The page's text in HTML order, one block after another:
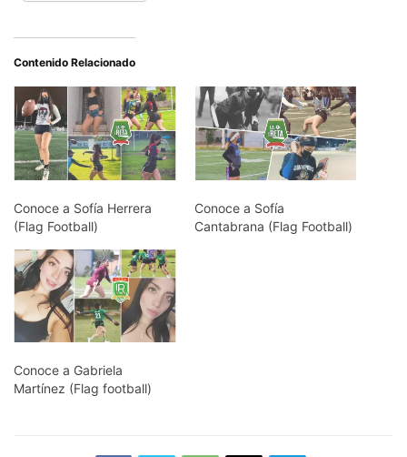
Contenido Relacionado
Conoce a Sofía Herrera
(Flag Football)
Conoce a Sofía
Cantabrana (Flag Football)
Conoce a Gabriela
Martínez (Flag football)